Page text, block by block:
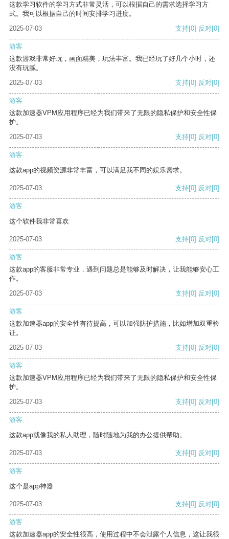
这款学习软件的学习方式非常灵活，可以根据自己的需求选择学习方
式。我可以根据自己的时间安排学习进度。
2025-07-03
支持[0] 反对[0]
游客
这款游戏非常好玩，画面精美，玩法丰富。我已经玩了好几个小时，还
没有玩腻。
2025-07-03
支持[0] 反对[0]
游客
这款加速器VPM应用程序已经为我们带来了无限的隐私保护和安全性保
护。
2025-07-03
支持[0] 反对[0]
游客
这款app的视频资源非常丰富，可以满足我不同的娱乐需求。
2025-07-03 支持[0] 反对[0]
游客
这个软件我非常喜欢
2025-07-03 支持[0] 反对[0]
游客
这款app的客服非常专业，遇到问题总是能够及时解决，让我能够安心工
作。
2025-07-03
支持[0] 反对[0]
游客
这款加速器app的安全性有待提高，可以加强防护措施，比如增加双重验
证。
2025-07-03
支持[0] 反对[0]
游客
这款加速器VPM应用程序已经为我们带来了无限的隐私保护和安全性保
护。
2025-07-03
支持[0] 反对[0]
游客
这款app就像我的私人助理，随时随地为我的办公提供帮助。
2025-07-03 支持[0] 反对[0]
游客
这个是app神器
2025-07-03 支持[0] 反对[0]
游客
这款加速器app的安全性很高，使用过程中不会泄露个人信息，这让我很